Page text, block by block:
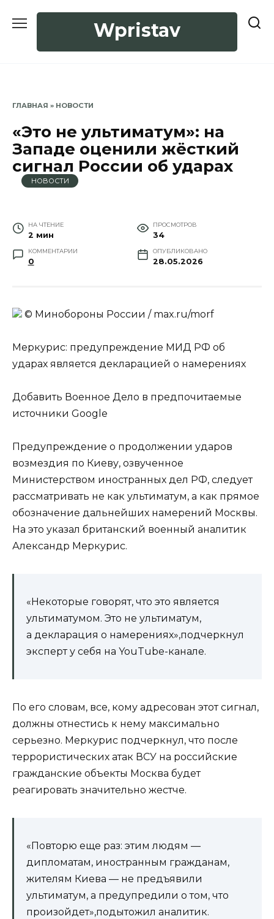
Wpristav
ГЛАВНАЯ » НОВОСТИ
«Это не ультиматум»: на
Западе оценили жёсткий
сигнал России об ударах
НОВОСТИ
НА ЧТЕНИЕ
2 мин
ПРОСМОТРОВ
34
КОММЕНТАРИИ
0
ОПУБЛИКОВАНО
28.05.2026
© Минобороны России / max.ru/morf
Меркурис: предупреждение МИД РФ об
ударах является декларацией о намерениях
Добавить Военное Дело в предпочитаемые
источники Google
Предупреждение о продолжении ударов
возмездия по Киеву, озвученное
Министерством иностранных дел РФ, следует
рассматривать не как ультиматум, а как прямое
обозначение дальнейших намерений Москвы.
На это указал британский военный аналитик
Александр Меркурис.
«Некоторые говорят, что это является
ультиматумом. Это не ультиматум,
а декларация о намерениях»,подчеркнул
эксперт у себя на YouTube-канале.
По его словам, все, кому адресован этот сигнал,
должны отнестись к нему максимально
серьезно. Меркурис подчеркнул, что после
террористических атак ВСУ на российские
гражданские объекты Москва будет
реагировать значительно жестче.
«Повторю еще раз: этим людям —
дипломатам, иностранным гражданам,
жителям Киева — не предъявили
ультиматум, а предупредили о том, что
произойдет»,подытожил аналитик.